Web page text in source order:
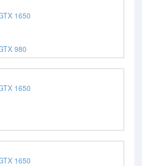
1650
980
1650
1650